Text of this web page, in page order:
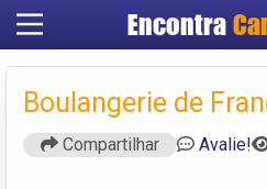
Encontra
Criar
Boulangerie de
Compartilhar Avalie!